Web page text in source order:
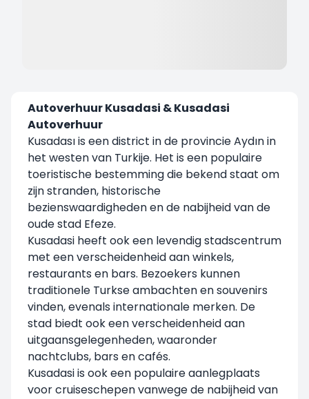
Autoverhuur Kusadasi & Kusadasi
Autoverhuur
Kusadası is een district in de provincie Aydın in
het westen van Turkije. Het is een populaire
toeristische bestemming die bekend staat om
zijn stranden, historische
bezienswaardigheden en de nabijheid van de
oude stad Efeze.
Kusadasi heeft ook een levendig stadscentrum
met een verscheidenheid aan winkels,
restaurants en bars. Bezoekers kunnen
traditionele Turkse ambachten en souvenirs
vinden, evenals internationale merken. De
stad biedt ook een verscheidenheid aan
uitgaansgelegenheden, waaronder
nachtclubs, bars en cafés.
Kusadasi is ook een populaire aanlegplaats
voor cruiseschepen vanwege de nabijheid van